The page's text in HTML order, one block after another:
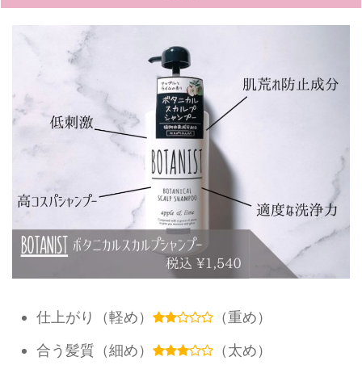
仕上がり（軽め）
（重め）
合う髪質（細め）
（太め）